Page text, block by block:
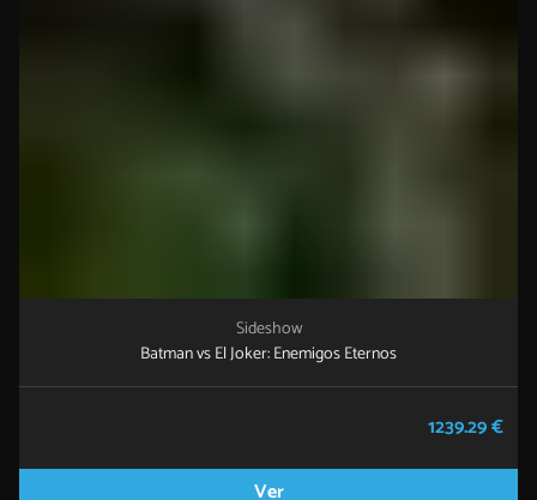
Sideshow
Batman vs El Joker: Enemigos Eternos
1239.29 €
Ver